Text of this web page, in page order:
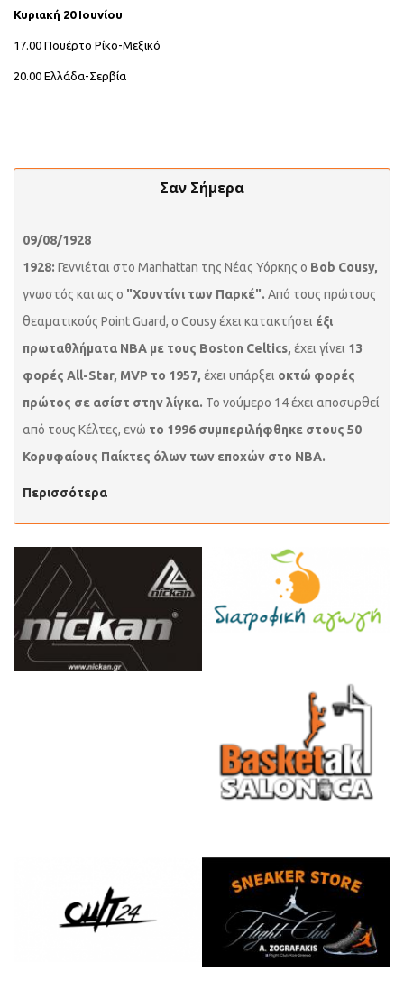
Κυριακή 20 Ιουνίου
17.00 Πουέρτο Ρίκο-Μεξικό
20.00 Ελλάδα-Σερβία
Σαν Σήμερα
09/08/1928
1928: Γεννιέται στο Manhattan της Νέας Υόρκης ο Bob Cousy,
γνωστός και ως ο "Χουντίνι των Παρκέ". Από τους πρώτους
θεαματικούς Point Guard, ο Cousy έχει κατακτήσει έξι
πρωταθλήματα NBA με τους Boston Celtics, έχει γίνει 13
φορές All-Star, MVP το 1957, έχει υπάρξει οκτώ φορές
πρώτος σε ασίστ στην λίγκα. Το νούμερο 14 έχει αποσυρθεί
από τους Κέλτες, ενώ το 1996 συμπεριλήφθηκε στους 50
Κορυφαίους Παίκτες όλων των εποχών στο ΝΒΑ.
Περισσότερα